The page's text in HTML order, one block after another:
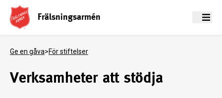
Frälsningsarmén Meny
Ge en gåva>För stiftelser
Verksamheter att stödja